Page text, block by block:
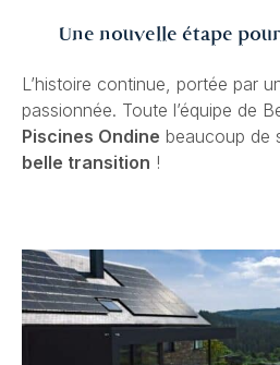
Une nouvelle étape
L’histoire continue, portée par
passionnée. Toute l’équipe de
Piscines Ondine beaucoup de
belle transition !